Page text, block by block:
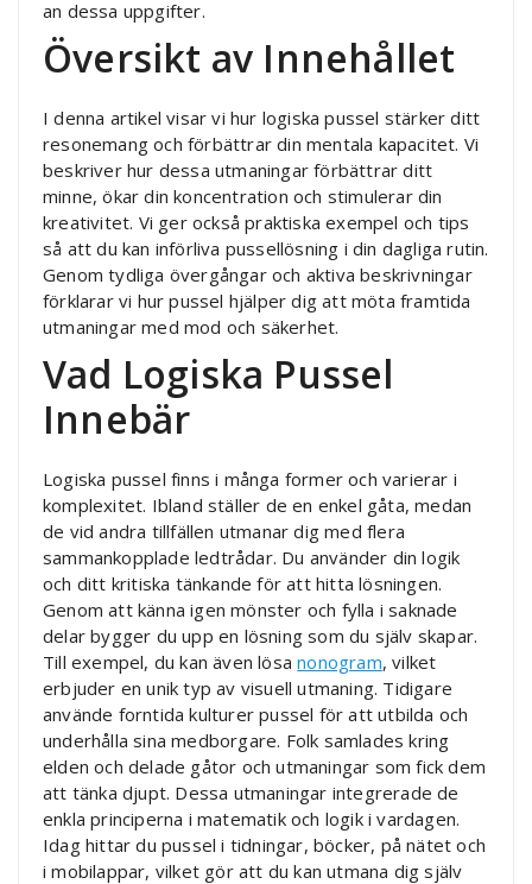
an dessa uppgifter.
Översikt av Innehållet
I denna artikel visar vi hur logiska pussel stärker ditt
resonemang och förbättrar din mentala kapacitet. Vi
beskriver hur dessa utmaningar förbättrar ditt
minne, ökar din koncentration och stimulerar din
kreativitet. Vi ger också praktiska exempel och tips
så att du kan införliva pussellösning i din dagliga rutin.
Genom tydliga övergångar och aktiva beskrivningar
förklarar vi hur pussel hjälper dig att möta framtida
utmaningar med mod och säkerhet.
Vad Logiska Pussel
Innebär
Logiska pussel finns i många former och varierar i
komplexitet. Ibland ställer de en enkel gåta, medan
de vid andra tillfällen utmanar dig med flera
sammankopplade ledtrådar. Du använder din logik
och ditt kritiska tänkande för att hitta lösningen.
Genom att känna igen mönster och fylla i saknade
delar bygger du upp en lösning som du själv skapar.
Till exempel, du kan även lösanonogram, vilket
erbjuder en unik typ av visuell utmaning. Tidigare
använde forntida kulturer pussel för att utbilda och
underhålla sina medborgare. Folk samlades kring
elden och delade gåtor och utmaningar som fick dem
att tänka djupt. Dessa utmaningar integrerade de
enkla principerna i matematik och logik i vardagen.
Idag hittar du pussel i tidningar, böcker, på nätet och
i mobilappar, vilket gör att du kan utmana dig själv